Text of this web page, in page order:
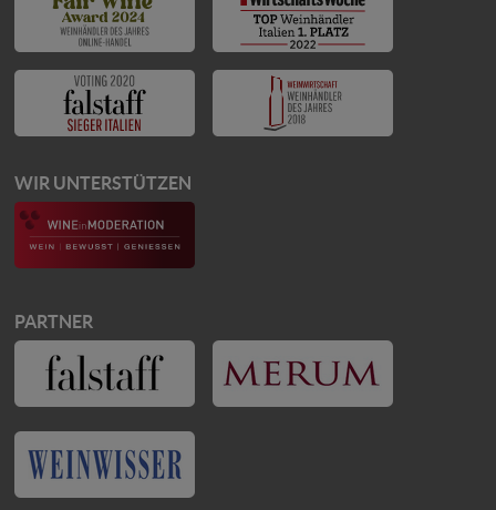
WIR UNTERSTÜTZEN
PARTNER